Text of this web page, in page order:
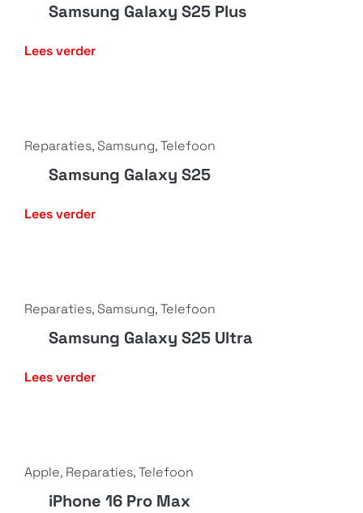
Samsung Galaxy S25 Plus
Lees verder
Reparaties, Samsung,Telefoon
Samsung Galaxy S25
Lees verder
Reparaties, Samsung,Telefoon
Samsung Galaxy S25 Ultra
Lees verder
Apple, Reparaties,Telefoon
iPhone 16 Pro Max